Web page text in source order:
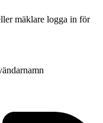
mäklare logga in för